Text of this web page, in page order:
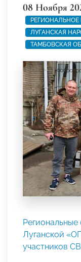
08 Ноября
РЕГИОНАЛЬНОЕ
ЛУГАНСКАЯ
ТАМБОВСКАЯ
Луганской
участников